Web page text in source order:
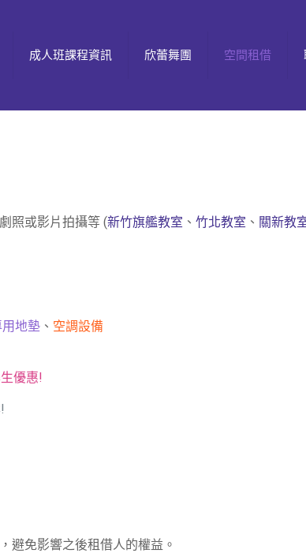
成人班課程資訊 欣蕾舞團 空間租借
照或影片拍攝等 (新竹旗艦教室 、竹北教室 、 關新教
地墊 、 空調設備
優惠!
，避免影響之後租借人的權益。